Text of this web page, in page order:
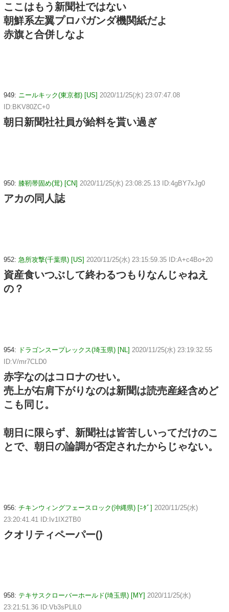
ここはもう新聞社ではない
朝鮮系左翼プロパガンダ機関紙だよ
赤旗と合併しなよ
949: ニールキック(東京都) [US] 2020/11/25(水) 23:07:47.08
ID:BKV80ZC+0
朝日新聞社社員が給料を貰い過ぎ
950: 膝靭帯固め(茸) [CN] 2020/11/25(水) 23:08:25.13 ID:4gBY7xJg0
アカの同人誌
952: 急所攻撃(千葉県) [US] 2020/11/25(水) 23:15:59.35 ID:A+c4Bo+20
資産食いつぶして終わるつもりなんじゃねえ
の？
954: ドラゴンスープレックス(埼玉県) [NL] 2020/11/25(水) 23:19:32.55
ID:V/mr7CLD0
赤字なのはコロナのせい。
売上が右肩下がりなのは新聞は読売産経含めど
こも同じ。
朝日に限らず、新聞社は皆苦しいってだけのこ
とで、朝日の論調が否定されたからじゃない。
956: チキンウィングフェースロック(沖縄県) [ﾆﾀﾞ] 2020/11/25(水)
23:20:41.41 ID:Iv1IX2TB0
クオリティペーパー()
958: テキサスクローバーホールド(埼玉県) [MY] 2020/11/25(水)
23:21:51.36 ID:Vb3sPLlL0